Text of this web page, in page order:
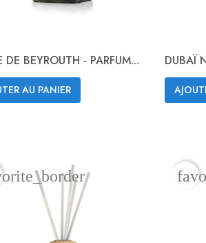
 Aperçu rapide
DE BEYROUTH - PARFUM...
AU PANIER
DUBAÏ